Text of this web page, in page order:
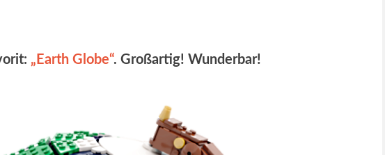
„Earth Globe“. Großartig! Wunderbar!